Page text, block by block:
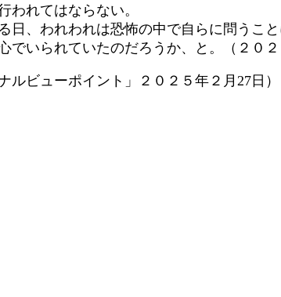
われてはならない。
、われわれは恐怖の中で自らに問うこと
いられていたのだろうか、と。（２０２
ビューポイント」２０２５年２月27日）